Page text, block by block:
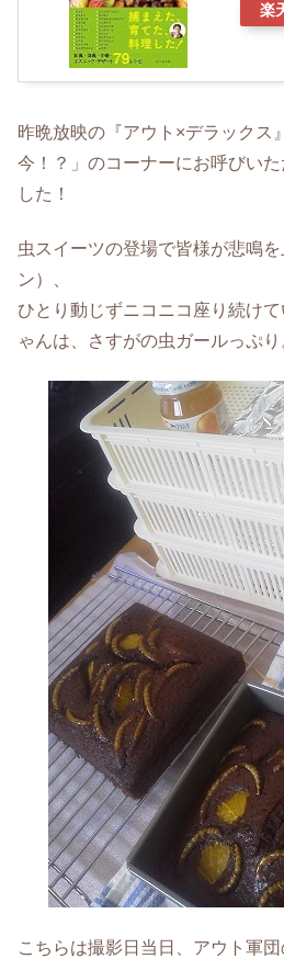
楽
昨晩放映の『アウト×デラックス
今！？」のコーナーにお呼びい
した！
虫スイーツの登場で皆様が悲鳴
ン）、
ひとり動じずニコニコ座り続け
ゃんは、さすがの虫ガールっぷり
こちらは撮影日当日、アウト軍